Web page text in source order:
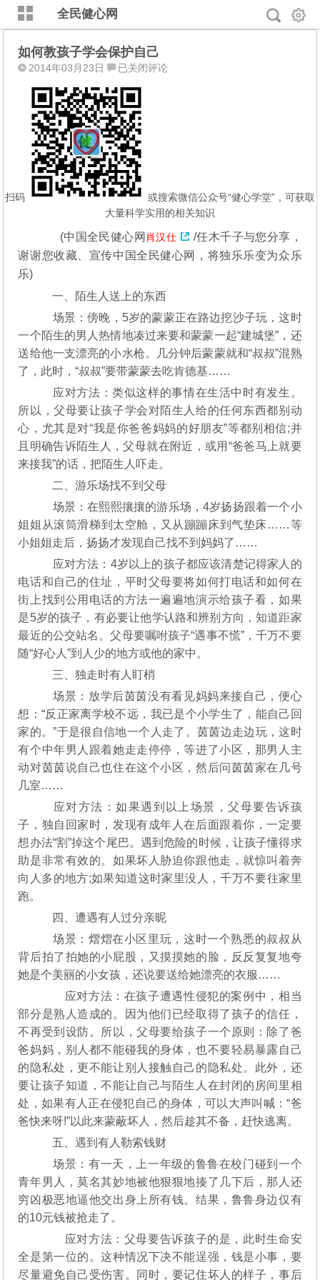
全民健心网
如何教孩子学会保护自己
2014年03月23日
如
教
孩
子
学
会
保
护
自
已关闭评论
扫码
或搜索微信公众号“健心学堂”，可获取
大量科学实用的相关知识
(中国全民健心网 肖汉仕
/任木千子与您分享，
谢谢您收藏、宣传中国全民健心网，将独乐乐变为众乐
乐)
一、陌生人送上的东西
场景：傍晚，5岁的蒙蒙正在路边挖沙子玩，这时
一个陌生的男人热情地凑过来要和蒙蒙一起“建城堡”，还
送给他一支漂亮的小水枪。几分钟后蒙蒙就和“叔叔”混熟
了，此时，“叔叔”要带蒙蒙去吃肯德基……
应对方法：类似这样的事情在生活中时有发生。
所以，父母要让孩子学会对陌生人给的任何东西都别动
心，尤其是对“我是你爸爸妈妈的好朋友”等都别相信;并
且明确告诉陌生人，父母就在附近，或用“爸爸马上就要
来接我”的话，把陌生人吓走。
二、游乐场找不到父母
场景：在熙熙攘攘的游乐场，4岁扬扬跟着一个小
姐姐从滚筒滑梯到太空舱，又从蹦蹦床到气垫床……等
小姐姐走后，扬扬才发现自己找不到妈妈了……
应对方法：4岁以上的孩子都应该清楚记得家人的
电话和自己的住址，平时父母要将如何打电话和如何在
街上找到公用电话的方法一遍遍地演示给孩子看，如果
是5岁的孩子，有必要让他学认路和辨别方向，知道距家
最近的公交站名。父母要嘱咐孩子“遇事不慌”，千万不要
随“好心人”到人少的地方或他的家中。
三、独走时有人盯梢
场景：放学后茵茵没有看见妈妈来接自己，便心
想：“反正家离学校不远，我已是个小学生了，能自己回
家的。”于是很自信地一个人走了。茵茵边走边玩，这时
有个中年男人跟着她走走停停，等进了小区，那男人主
动对茵茵说自己也住在这个小区，然后问茵茵家在几号
几室……
应对方法：如果遇到以上场景，父母要告诉孩
子，独自回家时，发现有成年人在后面跟着你，一定要
想办法“割”掉这个尾巴。遇到危险的时候，让孩子懂得求
助是非常有效的。如果坏人胁迫你跟他走，就惊叫着奔
向人多的地方;如果知道这时家里没人，千万不要往家里
跑。
四、遭遇有人过分亲昵
场景：熠熠在小区里玩，这时一个熟悉的叔叔从
背后拍了拍她的小屁股，又摸摸她的脸，反反复复地夸
她是个美丽的小女孩，还说要送给她漂亮的衣服……
应对方法：在孩子遭遇性侵犯的案例中，相当
部分是熟人造成的。因为他们已经取得了孩子的信任，
不再受到设防。所以，父母要给孩子一个原则：除了爸
爸妈妈，别人都不能碰我的身体，也不要轻易暴露自己
的隐私处，更不能让别人接触自己的隐私处。此外，还
要让孩子知道，不能让自己与陌生人在封闭的房间里相
处，如果有人正在侵犯自己的身体，可以大声叫喊：“爸
爸快来呀!”以此来蒙蔽坏人，然后趁其不备，赶快逃离。
五、遇到有人勒索钱财
场景：有一天，上一年级的鲁鲁在校门碰到一个
青年男人，莫名其妙地被他狠狠地揍了几下后，那人还
穷凶极恶地逼他交出身上所有钱。结果，鲁鲁身边仅有
的10元钱被抢走了。
应对方法：父母要告诉孩子的是，此时生命安
全是第一位的。这种情况下决不能逞强，钱是小事，要
尽量避免自己受伤害。同时，要记住坏人的样子，事后